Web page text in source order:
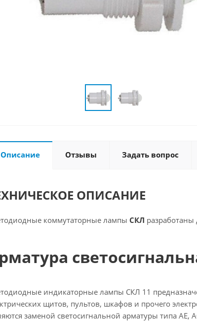
Описание Отзывы Задать вопрос
ОПИСАНИЕ
коммутаторные лампы СКЛ
индикаторные лампы СКЛ 11
щитов, пультов, шкафов и прочего
заменой светосигнальной арматуры типа